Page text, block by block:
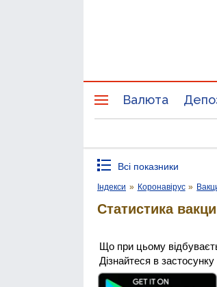
Валюта
Всі показники
Індекси » Коронавірус »
Статистика
Що при цьому
Дізнайтеся в застосунку